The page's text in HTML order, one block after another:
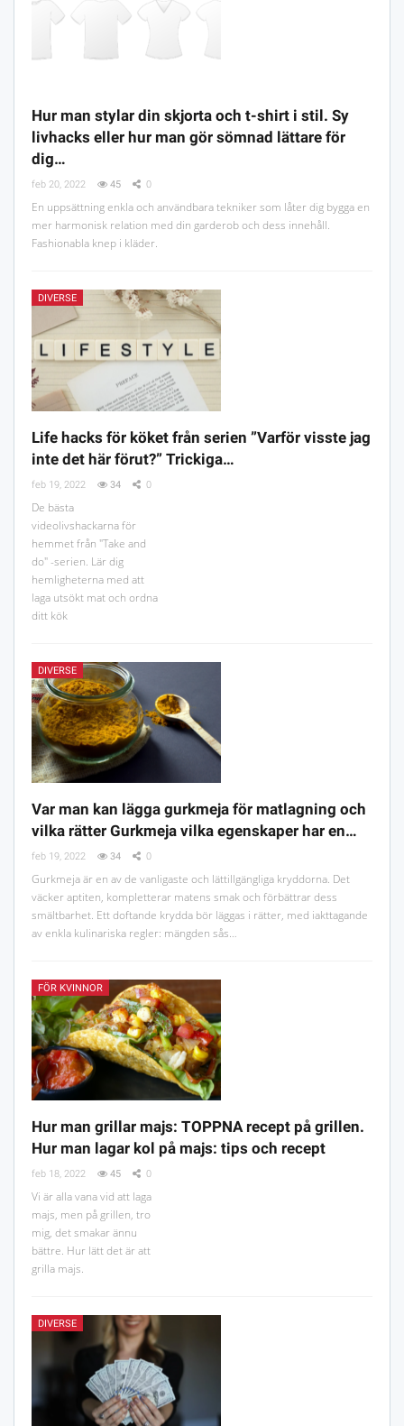
Hur man stylar din skjorta och t-shirt i stil. Sy
livhacks eller hur man gör sömnad lättare för
dig…
feb 20, 2022 45 0
En uppsättning enkla och användbara tekniker som låter dig bygga en
mer harmonisk relation med din garderob och dess innehåll.
Fashionabla knep i kläder.
DIVERSE
Life hacks för köket från serien ”Varför visste jag
inte det här förut?” Trickiga…
feb 19, 2022 34 0
De bästa
videolivshackarna för
hemmet från "Take and
do" -serien. Lär dig
hemligheterna med att
laga utsökt mat och ordna
ditt kök
DIVERSE
Var man kan lägga gurkmeja för matlagning och
vilka rätter Gurkmeja vilka egenskaper har en…
feb 19, 2022 34 0
Gurkmeja är en av de vanligaste och lättillgängliga kryddorna. Det
väcker aptiten, kompletterar matens smak och förbättrar dess
smältbarhet. Ett doftande krydda bör läggas i rätter, med iakttagande
av enkla kulinariska regler: mängden sås…
FÖR KVINNOR
Hur man grillar majs: TOPPNA recept på grillen.
Hur man lagar kol på majs: tips och recept
feb 18, 2022 45 0
Vi är alla vana vid att laga
majs, men på grillen, tro
mig, det smakar ännu
bättre. Hur lätt det är att
grilla majs.
DIVERSE